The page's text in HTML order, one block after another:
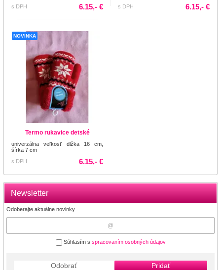
Newsletter
Odoberajte aktuálne novinky
Súhlasím s spracovaním osobných údajov
Odobrať Pridať
s DPH
6.15,- €
s DPH
6.15,- €
NOVINKA
Termo rukavice detské
univerzálna veľkosť dlžka 16 cm,
šírka 7 cm
s DPH
6.15,- €